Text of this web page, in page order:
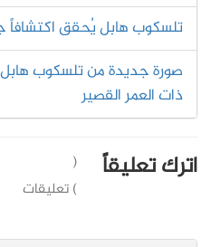
تلسكوب هابل يُحقق اكتشافاً
صورة جديدة من تلسكوب
ذات العمر القصير
اترك تعليقاً
(
) تعليقات